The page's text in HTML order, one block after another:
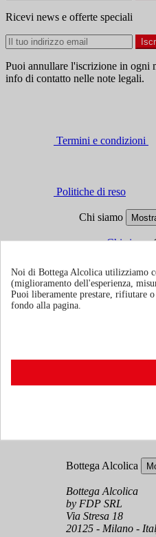
Ricevi news e offerte speciali
Puoi annullare l'iscrizione in ogni
info di contatto nelle note legali.
Termini e condizioni
Politiche di reso
Chi siamo
Chi siamo
Contattaci
Bottega Alcolica
Bottega Alcolica
by FDP SRL
Via Stresa 18
20125 - Milano -
Noi di Bottega Alcolica utilizziamo
(miglioramento dell'esperienza,
Puoi liberamente prestare, rifiutare
fondo alla pagina.